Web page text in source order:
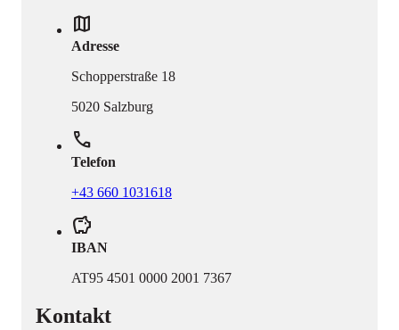
map
Adresse
Schopperstraße 18
5020 Salzburg
phone
Telefon
+43 660 1031618
savings
IBAN
AT95 4501 0000 2001 7367
Kontakt